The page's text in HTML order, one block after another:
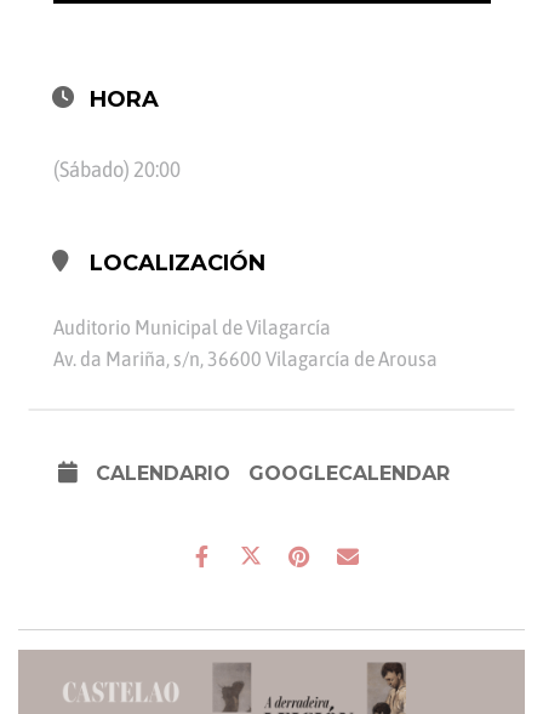
HORA
(Sábado) 20:00
LOCALIZACIÓN
Auditorio Municipal de Vilagarcía
Av. da Mariña, s/n, 36600 Vilagarcía de Arousa
CALENDARIO GOOGLECALENDAR